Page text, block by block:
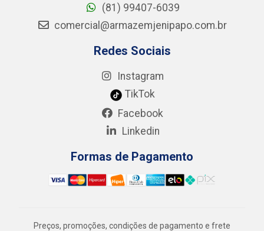
(81) 99407-6039
comercial@armazemjenipapo.com.br
Redes Sociais
Instagram
TikTok
Facebook
Linkedin
Formas de Pagamento
Preços, promoções, condições de pagamento e frete